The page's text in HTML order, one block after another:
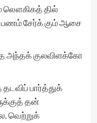
லௌகிகத் தில்
பணம் சேர்க் கும் ஆசை
அந்தக் குலவிளக்கோ
பார்த்துக்
தன்
வெற்றுக்